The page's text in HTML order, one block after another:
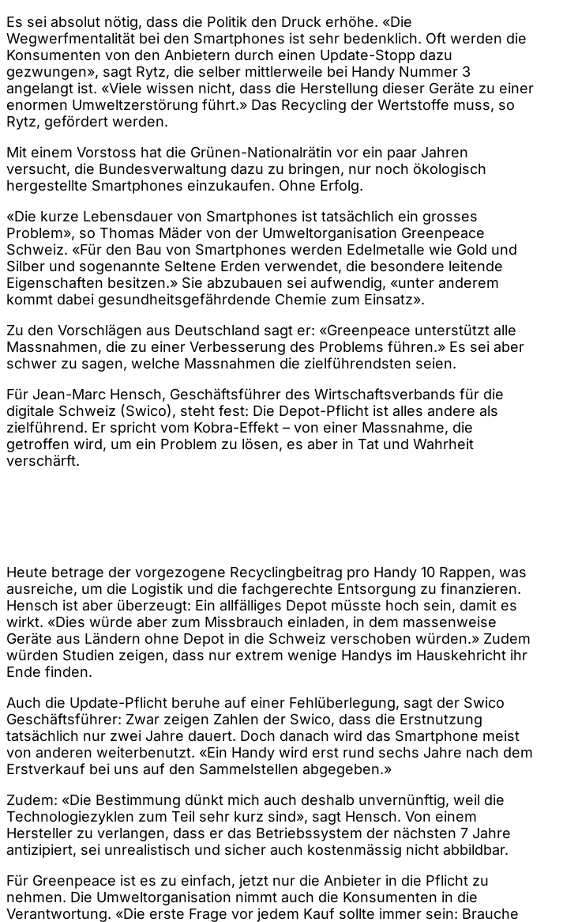
Es sei absolut nötig, dass die Politik den Druck erhöhe. «Die
Wegwerfmentalität bei den Smartphones ist sehr bedenklich. Oft werden die
Konsumenten von den Anbietern durch einen Update-Stopp dazu
gezwungen», sagt Rytz, die selber mittlerweile bei Handy Nummer 3
angelangt ist. «Viele wissen nicht, dass die Herstellung dieser Geräte zu einer
enormen Umweltzerstörung führt.» Das Recycling der Wertstoffe muss, so
Rytz, gefördert werden.
Mit einem Vorstoss hat die Grünen-Nationalrätin vor ein paar Jahren
versucht, die Bundesverwaltung dazu zu bringen, nur noch ökologisch
hergestellte Smartphones einzukaufen. Ohne Erfolg.
«Die kurze Lebensdauer von Smartphones ist tatsächlich ein grosses
Problem», so Thomas Mäder von der Umweltorganisation Greenpeace
Schweiz. «Für den Bau von Smartphones werden Edelmetalle wie Gold und
Silber und sogenannte Seltene Erden verwendet, die besondere leitende
Eigenschaften besitzen.» Sie abzubauen sei aufwendig, «unter anderem
kommt dabei gesundheitsgefährdende Chemie zum Einsatz».
Zu den Vorschlägen aus Deutschland sagt er: «Greenpeace unterstützt alle
Massnahmen, die zu einer Verbesserung des Problems führen.» Es sei aber
schwer zu sagen, welche Massnahmen die zielführendsten seien.
Für Jean-Marc Hensch, Geschäftsführer des Wirtschaftsverbands für die
digitale Schweiz (Swico), steht fest: Die Depot-Pflicht ist alles andere als
zielführend. Er spricht vom Kobra-Effekt – von einer Massnahme, die
getroffen wird, um ein Problem zu lösen, es aber in Tat und Wahrheit
verschärft.
Heute betrage der vorgezogene Recyclingbeitrag pro Handy 10 Rappen, was
ausreiche, um die Logistik und die fachgerechte Entsorgung zu finanzieren.
Hensch ist aber überzeugt: Ein allfälliges Depot müsste hoch sein, damit es
wirkt. «Dies würde aber zum Missbrauch einladen, in dem massenweise
Geräte aus Ländern ohne Depot in die Schweiz verschoben würden.» Zudem
würden Studien zeigen, dass nur extrem wenige Handys im Hauskehricht ihr
Ende finden.
Auch die Update-Pflicht beruhe auf einer Fehlüberlegung, sagt der Swico
Geschäftsführer: Zwar zeigen Zahlen der Swico, dass die Erstnutzung
tatsächlich nur zwei Jahre dauert. Doch danach wird das Smartphone meist
von anderen weiterbenutzt. «Ein Handy wird erst rund sechs Jahre nach dem
Erstverkauf bei uns auf den Sammelstellen abgegeben.»
Zudem: «Die Bestimmung dünkt mich auch deshalb unvernünftig, weil die
Technologiezyklen zum Teil sehr kurz sind», sagt Hensch. Von einem
Hersteller zu verlangen, dass er das Betriebssystem der nächsten 7 Jahre
antizipiert, sei unrealistisch und sicher auch kostenmässig nicht abbildbar.
Für Greenpeace ist es zu einfach, jetzt nur die Anbieter in die Pflicht zu
nehmen. Die Umweltorganisation nimmt auch die Konsumenten in die
Verantwortung. «Die erste Frage vor jedem Kauf sollte immer sein: Brauche